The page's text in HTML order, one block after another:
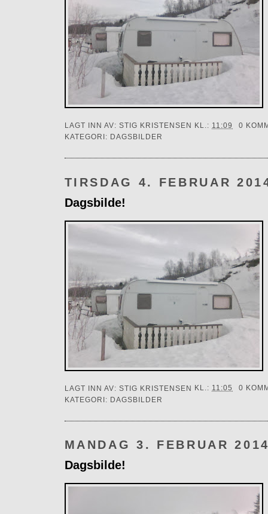
LAGT INN AV: STIG KRISTENSEN KL.: 11:09
0
KATEGORI: DAGSBILDER
TIRSDAG 4. FEBRUAR
Dagsbilde!
LAGT INN AV: STIG KRISTENSEN KL.: 11:05
0
KATEGORI: DAGSBILDER
MANDAG 3. FEBRUAR
Dagsbilde!